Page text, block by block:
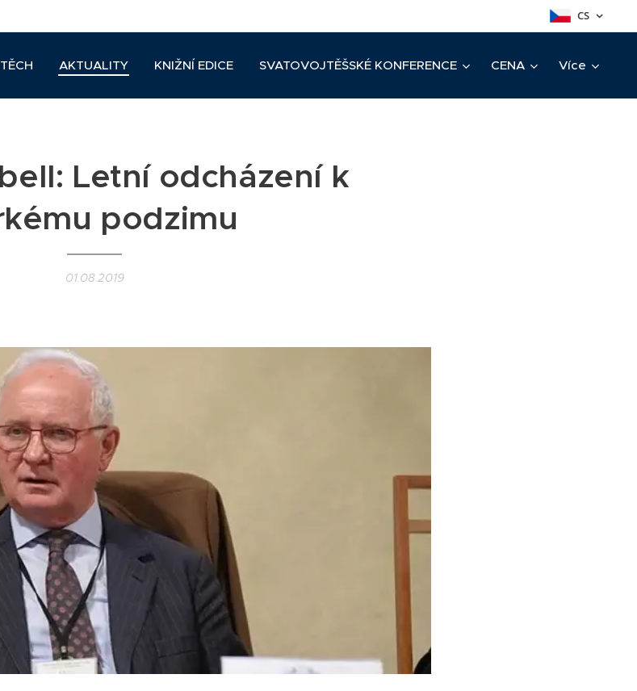
CS
AKTUALITY KNIŽNÍ EDICE SVATOVOJTĚŠSKÉ KONFERENCE CENA Více
Letní odcházení k
podzimu
01.08.2019